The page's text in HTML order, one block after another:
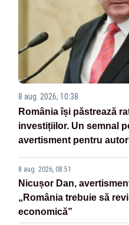
8 aug. 2026, 10:38
România își păstrează
investițiilor. Un semnal
avertisment pentru
8 aug. 2026, 08:51
Nicușor Dan,
„România trebuie să
economică”